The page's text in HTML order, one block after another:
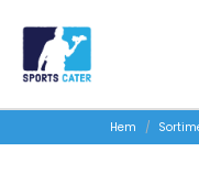
Hem